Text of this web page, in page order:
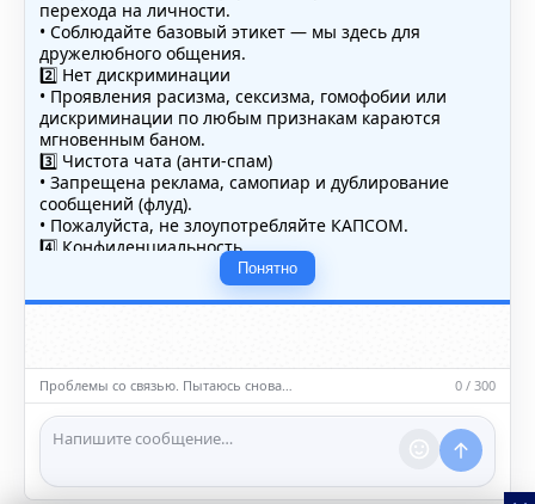
перехода на личности.
• Соблюдайте базовый этикет — мы здесь для
дружелюбного общения.
2️⃣ Нет дискриминации
• Проявления расизма, сексизма, гомофобии или
дискриминации по любым признакам караются
мгновенным баном.
3️⃣ Чистота чата (анти-спам)
• Запрещена реклама, самопиар и дублирование
сообщений (флуд).
• Пожалуйста, не злоупотребляйте КАПСОМ.
4️⃣ Конфиденциальность
• Не публикуйте личные данные — свои или чужие
(телефоны, адреса, документы).
5️⃣ Уместность контента
насилию.
ℹ️ Модераторы и администраторы вправе удалять
сообщения и ограничивать доступ к чату при
нарушении правил.
Понятно
Проблемы со связью. Пытаюсь снова… 0 / 300